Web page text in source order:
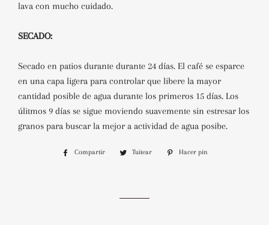
lava con mucho cuidado.
SECADO:
Secado en patios durante durante 24 días. El café se esparce
en una capa ligera para controlar que libere la mayor
cantidad posible de agua durante los primeros 15 días. Los
úlitmos 9 días se sigue moviendo suavemente sin estresar los
granos para buscar la mejor a actividad de agua posibe.
Compartir
CompartirTuitear
Tuitear
Hacer pin